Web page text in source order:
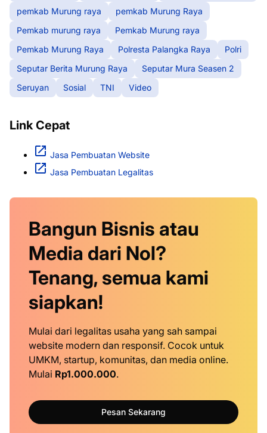
pemkab Murung raya
pemkab Murung Raya
Pemkab murung raya
Pemkab Murung raya
Pemkab Murung Raya
Polresta Palangka Raya
Polri
Seputar Berita Murung Raya
Seputar Mura Seasen 2
Seruyan
Sosial TNI Video
Link Cepat
Jasa Pembuatan Website
Jasa Pembuatan Legalitas
Bangun Bisnis atau
Media dari Nol?
Tenang, semua kami
siapkan!
Mulai dari legalitas usaha yang sah sampai
website modern dan responsif. Cocok untuk
UMKM, startup, komunitas, dan media online.
Mulai Rp1.000.000.
Pesan Sekarang